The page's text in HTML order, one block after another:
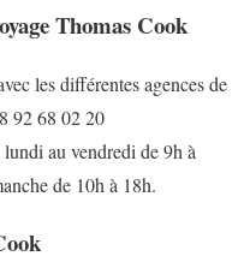
Thomas Cook
les différentes agences de
92 68 02 20
au vendredi de 9h à
de 10h à 18h.